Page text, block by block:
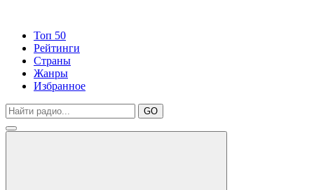
Топ 50
Рейтинги
Страны
Жанры
Избранное
GO